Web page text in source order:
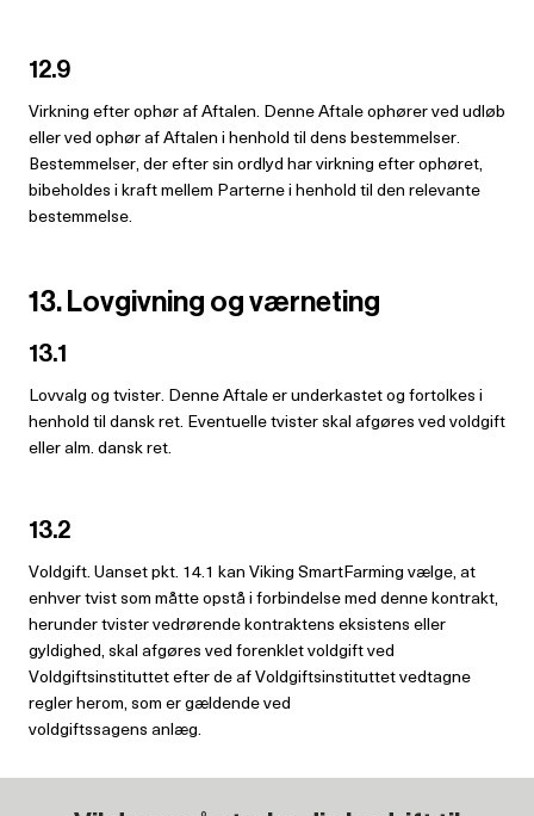
12.9
Virkning efter ophør af Aftalen. Denne Aftale ophører ved udløb
eller ved ophør af Aftalen i henhold til dens bestemmelser.
Bestemmelser, der efter sin ordlyd har virkning efter ophøret,
bibeholdes i kraft mellem Parterne i henhold til den relevante
bestemmelse.
13. Lovgivning og værneting
13.1
Lovvalg og tvister. Denne Aftale er underkastet og fortolkes i
henhold til dansk ret. Eventuelle tvister skal afgøres ved voldgift
eller alm. dansk ret.
13.2
Voldgift. Uanset pkt. 14.1 kan Viking SmartFarming vælge, at
enhver tvist som måtte opstå i forbindelse med denne kontrakt,
herunder tvister vedrørende kontraktens eksistens eller
gyldighed, skal afgøres ved forenklet voldgift ved
Voldgiftsinstituttet efter de af Voldgiftsinstituttet vedtagne
regler herom, som er gældende ved
voldgiftssagens anlæg.